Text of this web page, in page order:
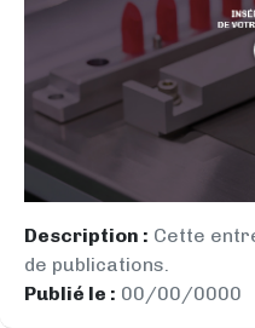
Description : Cette
de publications.
Publié le : 00/00/0000